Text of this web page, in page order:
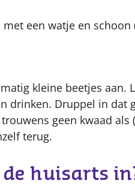
een watje en schoon
kleine beetjes aan.
drinken. Druppel in dat
geen kwaad als
terug.
huisarts